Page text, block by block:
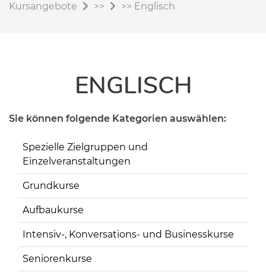
Kursangebote
>> >> Englisch
ENGLISCH
Sie können folgende Kategorien auswählen:
Spezielle Zielgruppen und
Einzelveranstaltungen
Grundkurse
Aufbaukurse
Intensiv-, Konversations- und Businesskurse
Seniorenkurse